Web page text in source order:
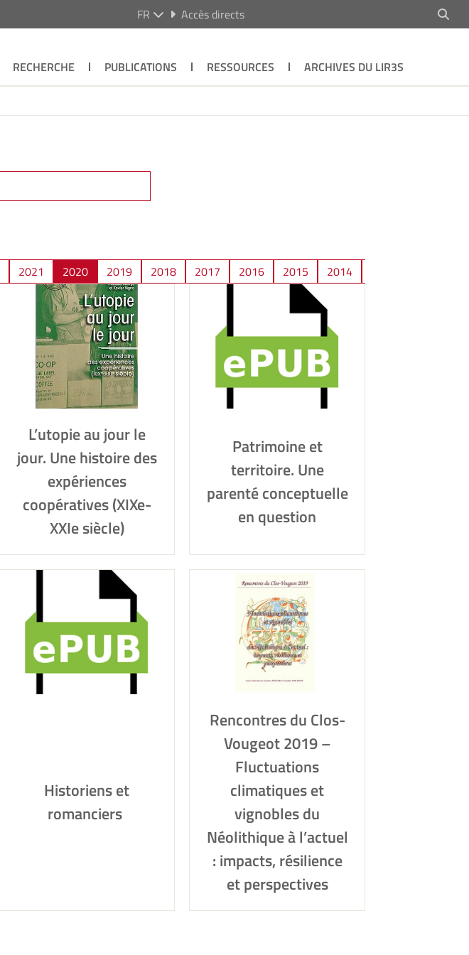
FR Accès directs
RECHERCHE PUBLICATIONS RESSOURCES
ARCHIVES DU LIR3S
2021 2020 2019 2018 2017 2016 2015 2014
L’utopie au jour le
jour. Une histoire des
expériences
coopératives (XIXe-
XXIe siècle)
Patrimoine et
territoire. Une
parenté conceptuelle
en question
Historiens et
romanciers
Rencontres du Clos-
Vougeot 2019 –
Fluctuations
climatiques et
vignobles du
Néolithique à l’actuel
: impacts, résilience
et perspectives